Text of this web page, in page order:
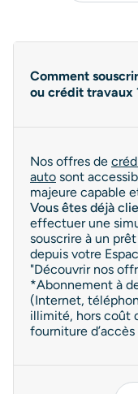
Comment
ou crédit travaux
Nos offres de
auto sont
majeure capable
Vous êtes déjà
effectuer une
souscrire à un
depuis votre
"Découvrir nos
*Abonnement à
(Internet,
illimité, hors coût
fourniture